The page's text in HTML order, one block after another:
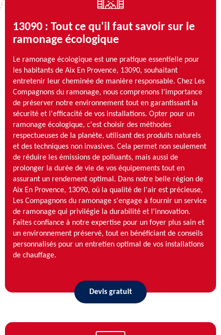
13090 : Tout ce qu'il faut savoir sur le
ramonage écologique
Le ramonage écologique est une pratique essentielle pour
les habitants de Aix En Provence, 13090, souhaitant
entretenir leur cheminée de manière responsable. Chez Les
Compagnons du ramonage, nous comprenons l'importance
de préserver notre environnement tout en garantissant la
sécurité et l'efficacité de vos installations. Opter pour un
ramonage écologique, c'est choisir des méthodes
respectueuses de la planète, utilisant des produits naturels
et des techniques non invasives. Cela permet non seulement
de réduire les émissions de polluants, mais aussi de
prolonger la durée de vie de vos équipements tout en
assurant un rendement optimal. Dans notre belle région de
Aix En Provence, 13090, où la qualité de l'air est précieuse,
Les Compagnons du ramonage s'engage à fournir un service
de ramonage qui privilégie la durabilité et l'innovation.
Faites confiance à notre expertise pour un foyer plus sain et
un environnement préservé, tout en bénéficiant de conseils
personnalisés pour un entretien optimal de vos installations
de chauffage.
Devis gratuit